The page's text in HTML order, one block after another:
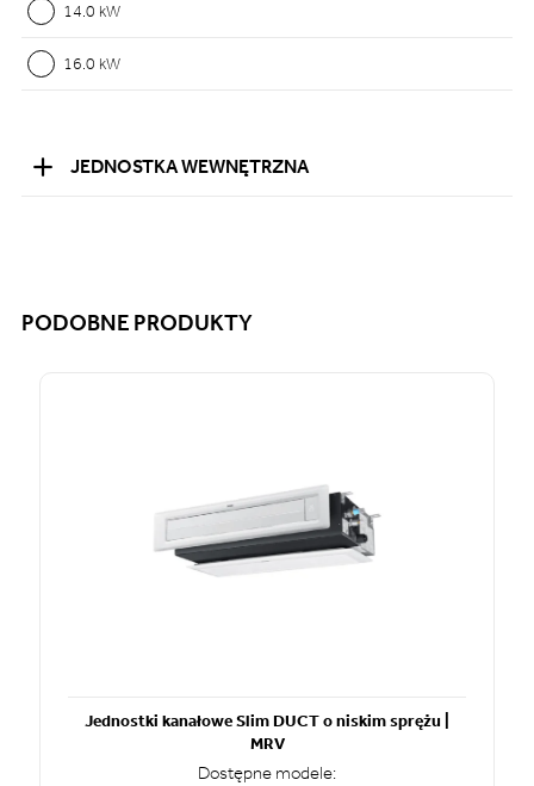
14.0 kW
16.0 kW
JEDNOSTKA WEWNĘTRZNA
PODOBNE PRODUKTY
Jednostki kanałowe Slim DUCT o niskim sprężu |
MRV
Dostępne modele: